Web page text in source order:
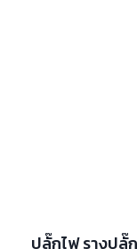
ปลั๊กไฟ รางปลั๊